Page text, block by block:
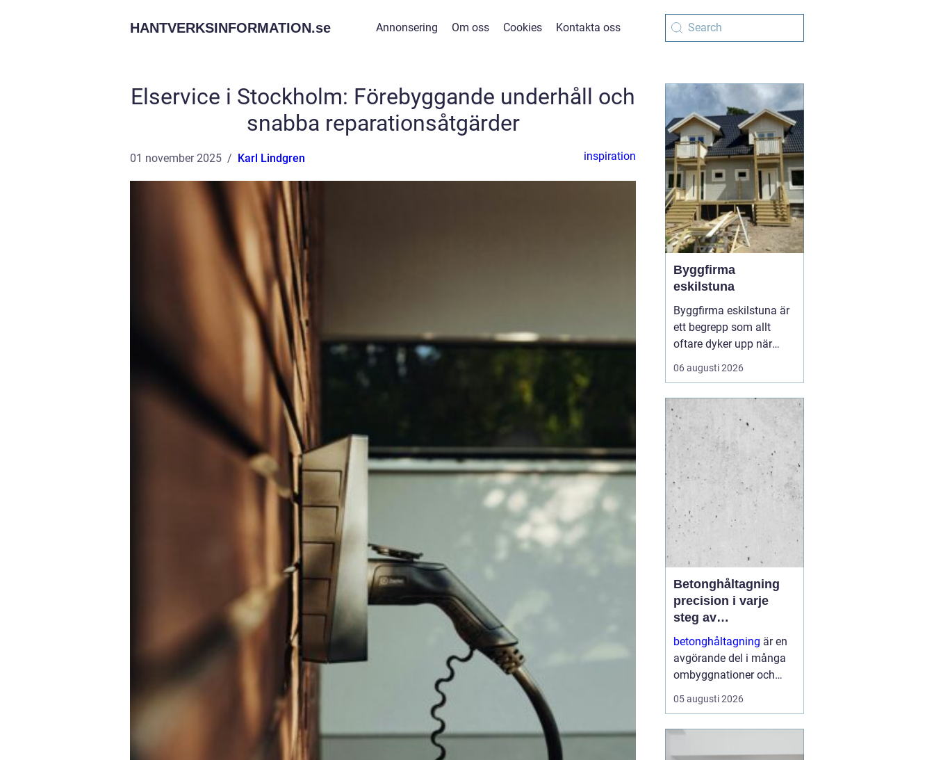
HANTVERKSINFORMATION.se Annonsering Om oss Cookies Kontakta oss
Elservice i Stockholm: Förebyggande underhåll och
snabba reparationsåtgärder
01 november 2025 Karl Lindgren inspiration
Byggfirma
eskilstuna
Byggfirma eskilstuna är
ett begrepp som allt
oftare dyker upp när
privatpersoner och
företag söker trygga
markarbeten i
mälardalen. En väl vald
entreprenör blir
skillnaden mellan ett
smidigt projekt med
hållbart resultat och en
p...
06 augusti 2026
Betonghåltagning
precision i varje
steg av
ombyggnaden
betonghåltagning är en
avgörande del i många
ombyggnationer och
installationer. När nya
rör, ventilation,
05 augusti 2026